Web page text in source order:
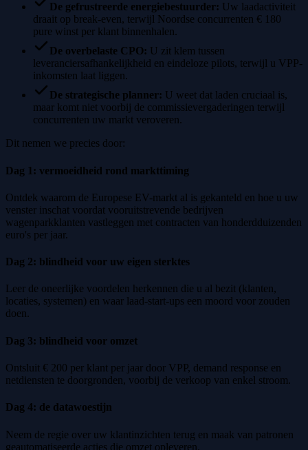
De gefrustreerde energiebestuurder: Uw laadactiviteit
draait op break-even, terwijl Noordse concurrenten € 180
pure winst per klant binnenhalen.
De overbelaste CPO: U zit klem tussen
leveranciersafhankelijkheid en eindeloze pilots, terwijl u VPP-
inkomsten laat liggen.
De strategische planner: U weet dat laden cruciaal is,
maar komt niet voorbij de commissievergaderingen terwijl
concurrenten uw markt veroveren.
Dit nemen we precies door:
Dag 1: vermoeidheid rond markttiming
Ontdek waarom de Europese EV-markt al is gekanteld en hoe u uw
venster inschat voordat vooruitstrevende bedrijven
wagenparkklanten vastleggen met contracten van honderdduizenden
euro's per jaar.
Dag 2: blindheid voor uw eigen sterktes
Leer de oneerlijke voordelen herkennen die u al bezit (klanten,
locaties, systemen) en waar laad-start-ups een moord voor zouden
doen.
Dag 3: blindheid voor omzet
Ontsluit € 200 per klant per jaar door VPP, demand response en
netdiensten te doorgronden, voorbij de verkoop van enkel stroom.
Dag 4: de datawoestijn
Neem de regie over uw klantinzichten terug en maak van patronen
geautomatiseerde acties die omzet opleveren.